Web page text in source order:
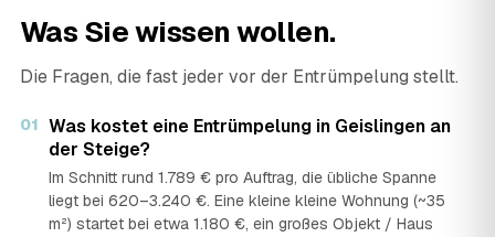
Was Sie wissen wollen.
Die Fragen, die fast jeder vor der Entrümpelung stellt.
01 Was kostet eine Entrümpelung in Geislingen an
der Steige?
Im Schnitt rund 1.789 € pro Auftrag, die übliche Spanne
liegt bei 620–3.240 €. Eine kleine kleine Wohnung (~35
m²) startet bei etwa 1.180 €, ein großes Objekt / Haus